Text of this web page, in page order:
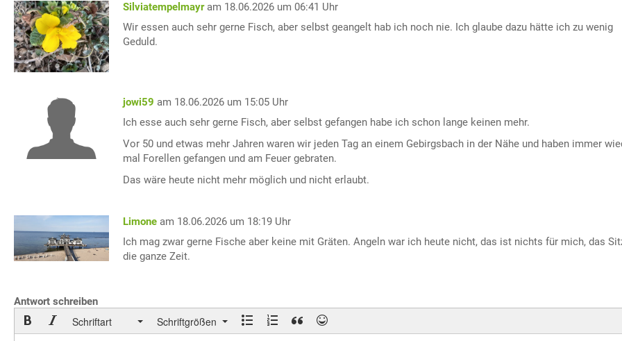
Silviatempelmayr am 18.06.2026 um 06:41 Uhr
Wir essen auch sehr gerne Fisch, aber selbst geangelt hab ich noch nie. Ich glaube dazu hätte ich zu wenig
Geduld.
jowi59 am 18.06.2026 um 15:05 Uhr
Ich esse auch sehr gerne Fisch, aber selbst gefangen habe ich schon lange keinen mehr.
Vor 50 und etwas mehr Jahren waren wir jeden Tag an einem Gebirgsbach in der Nähe und haben immer
mal Forellen gefangen und am Feuer gebraten.
Das wäre heute nicht mehr möglich und nicht erlaubt.
Limone am 18.06.2026 um 18:19 Uhr
Ich mag zwar gerne Fische aber keine mit Gräten. Angeln war ich heute nicht, das ist nichts für mich, das
die ganze Zeit.
Antwort schreiben
Schriftart Schriftgrößen